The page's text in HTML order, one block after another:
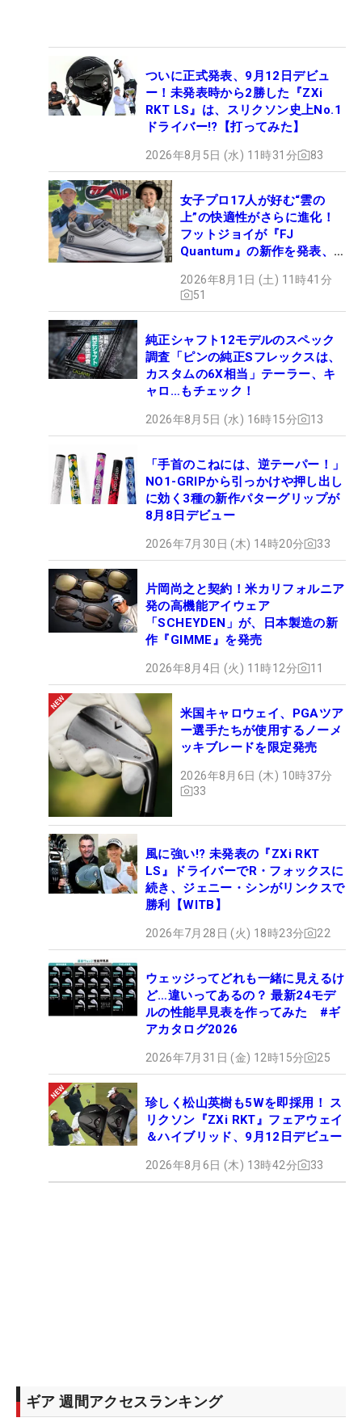
ついに正式発表、9月12日デビュ
ー！未発表時から2勝した『ZXi
RKT LS』は、スリクソン史上No.1
ドライバー!?【打ってみた】
2026年8月5日 (水) 11時31分 83
女子プロ17人が好む“雲の
上”の快適性がさらに進化！
フットジョイが『FJ
Quantum』の新作を発表、8
2026年8月1日 (土) 11時41分
51
純正シャフト12モデルのスペック
調査「ピンの純正Sフレックスは、
カスタムの6X相当」テーラー、キ
ャロ…もチェック！
2026年8月5日 (水) 16時15分 13
「手首のこねには、逆テーパー！」
NO1-GRIPから引っかけや押し出し
に効く3種の新作パターグリップが
8月8日デビュー
2026年7月30日 (木) 14時20分 33
片岡尚之と契約！米カリフォルニア
発の高機能アイウェア
「SCHEYDEN」が、日本製造の新
作『GIMME』を発売
2026年8月4日 (火) 11時12分 11
米国キャロウェイ、PGAツア
ー選手たちが使用するノーメ
ッキブレードを限定発売
2026年8月6日 (木) 10時37分
33
風に強い!? 未発表の『ZXi RKT
LS』ドライバーでR・フォックスに
続き、ジェニー・シンがリンクスで
勝利【WITB】
2026年7月28日 (火) 18時23分 22
ウェッジってどれも一緒に見えるけ
ど…違いってあるの？ 最新24モデ
ルの性能早見表を作ってみた #ギ
アカタログ2026
2026年7月31日 (金) 12時15分 25
珍しく松山英樹も5Wを即採用！ ス
リクソン『ZXi RKT』フェアウェイ
＆ハイブリッド、9月12日デビュー
2026年8月6日 (木) 13時42分 33
ギア 週間アクセスランキング